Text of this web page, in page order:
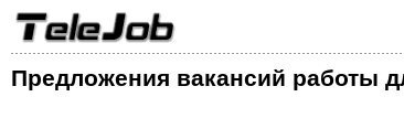
Предложения вакансий работы